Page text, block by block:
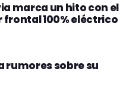
marca un hito con el
100% eléctrico
rumores sobre su